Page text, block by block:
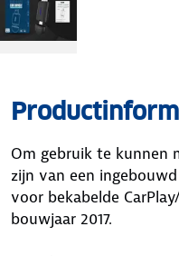
Om gebruik te kunnen
zijn van een
voor bekabelde
bouwjaar 2017.